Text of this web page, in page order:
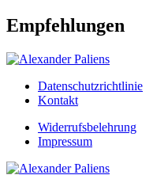
Empfehlungen
Datenschutzrichtlinie
Kontakt
Widerrufsbelehrung
Impressum